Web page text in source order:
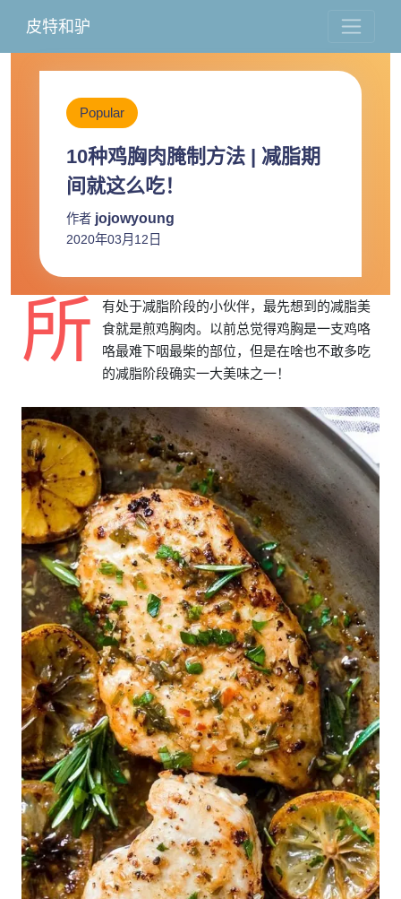
皮特和驴
Popular
10种鸡胸肉腌制方法 | 减脂期
间就这么吃！
作者 jojowyoung
2020年03月12日
所
有处于减脂阶段的小伙伴，最先想到的减脂美
食就是煎鸡胸肉。以前总觉得鸡胸是一支鸡咯
咯最难下咽最柴的部位，但是在啥也不敢多吃
的减脂阶段确实一大美味之一！